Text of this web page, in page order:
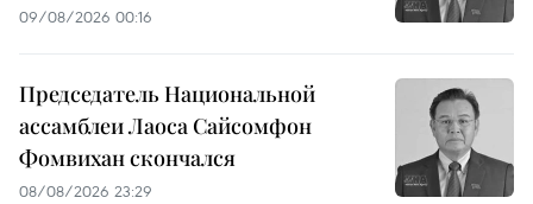
09/08/2026 00:16
Председатель Национальной
ассамблеи Лаоса Сайсомфон
Фомвихан скончался
08/08/2026 23:29